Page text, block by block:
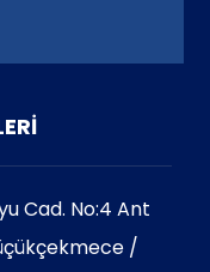
Cad. No:4 Ant
/